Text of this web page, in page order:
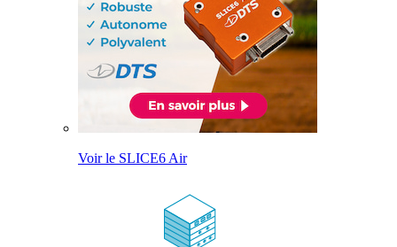
Voir le SLICE6 Air